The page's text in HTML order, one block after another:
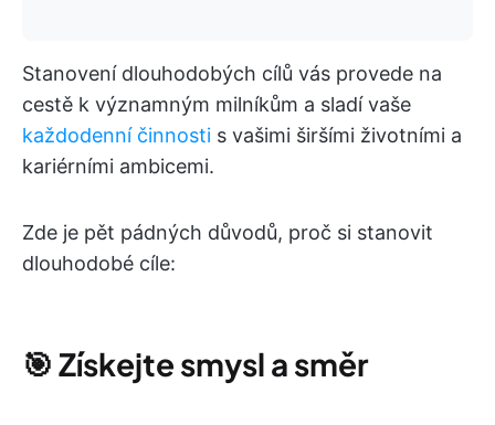
Stanovení dlouhodobých cílů vás provede na
cestě k významným milníkům a sladí vaše
každodenní činnosti s vašimi širšími životními a
kariérními ambicemi.
Zde je pět pádných důvodů, proč si stanovit
dlouhodobé cíle:
🎯 Získejte smysl a směr